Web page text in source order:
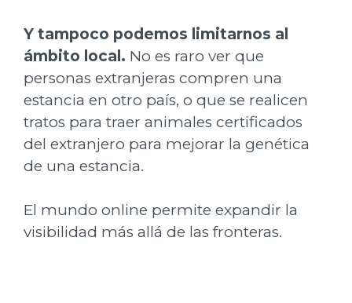
Y tampoco podemos limitarnos al
ámbito local. No es raro ver que
personas extranjeras compren una
estancia en otro país, o que se realicen
tratos para traer animales certificados
del extranjero para mejorar la genética
de una estancia.
El mundo online permite expandir la
visibilidad más allá de las fronteras.